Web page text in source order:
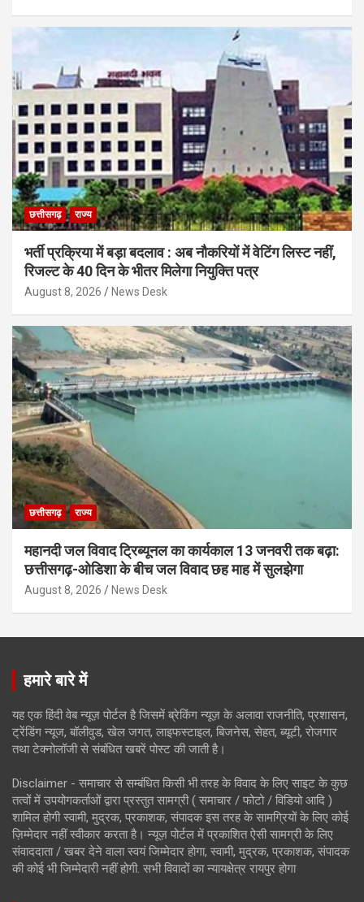
छत्तीसगढ़ राज्य
भर्ती प्रक्रिया में बड़ा बदलाव : अब नौकरियों में वेटिंग लिस्ट नहीं,
रिजल्ट के 40 दिन के भीतर मिलेगा नियुक्ति पत्र
August 8, 2026 News Desk
छत्तीसगढ़ राज्य
महानदी जल विवाद ट्रिब्यूनल का कार्यकाल 13 जनवरी तक बढ़ा:
छत्तीसगढ़-ओडिशा के बीच जल विवाद छह माह में सुलझेगा
August 8, 2026 News Desk
हमारे बारे में
यह एक हिंदी वेब न्यूज़ पोर्टल है जिसमें ब्रेकिंग न्यूज़ के अलावा राजनीति, प्रशासन,
ट्रेंडिंग न्यूज, बॉलीवुड, खेल जगत, लाइफस्टाइल, बिजनेस, सेहत, ब्यूटी, रोजगार
तथा टेक्नोलॉजी से संबंधित खबरें पोस्ट की जाती है।
Disclaimer - समाचार से सम्बंधित किसी भी तरह के विवाद के लिए साइट के कुछ
तत्वों में उपयोगकर्ताओं द्वारा प्रस्तुत सामग्री ( समाचार / फोटो / विडियो आदि )
शामिल होगी स्वामी, मुद्रक, प्रकाशक, संपादक इस तरह के सामग्रियों के लिए कोई
ज़िम्मेदार नहीं स्वीकार करता है। न्यूज़ पोर्टल में प्रकाशित ऐसी सामग्री के लिए
संवाददाता / खबर देने वाला स्वयं जिम्मेदार होगा, स्वामी, मुद्रक, प्रकाशक, संपादक
की कोई भी जिम्मेदारी नहीं होगी. सभी विवादों का न्यायक्षेत्र रायपुर होगा